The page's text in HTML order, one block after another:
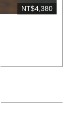
NT$4,380